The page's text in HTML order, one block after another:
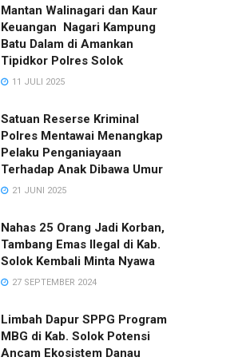
Mantan Walinagari dan Kaur
Keuangan Nagari Kampung
Batu Dalam di Amankan
Tipidkor Polres Solok
11 JULI 2025
Satuan Reserse Kriminal
Polres Mentawai Menangkap
Pelaku Penganiayaan
Terhadap Anak Dibawa Umur
21 JUNI 2025
Nahas 25 Orang Jadi Korban,
Tambang Emas Ilegal di Kab.
Solok Kembali Minta Nyawa
27 SEPTEMBER 2024
Limbah Dapur SPPG Program
MBG di Kab. Solok Potensi
Ancam Ekosistem Danau